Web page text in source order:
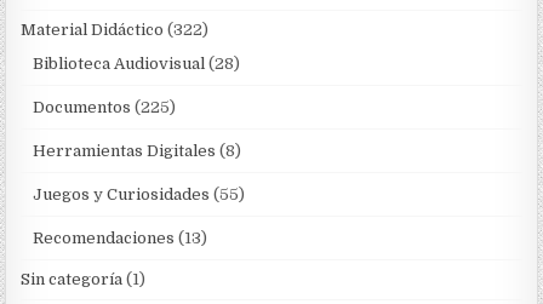
Material Didáctico (322)
Biblioteca Audiovisual (28)
Documentos (225)
Herramientas Digitales (8)
Juegos y Curiosidades (55)
Recomendaciones (13)
Sin categoría (1)